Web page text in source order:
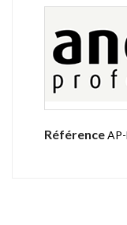
Référence